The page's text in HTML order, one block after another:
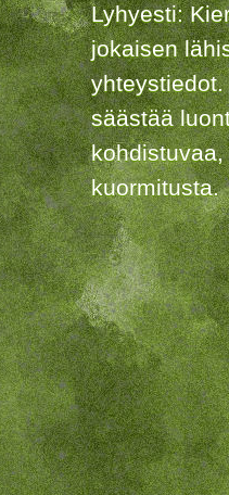
Lyhyesti:
jokaisen
säästää
kuormitusta.